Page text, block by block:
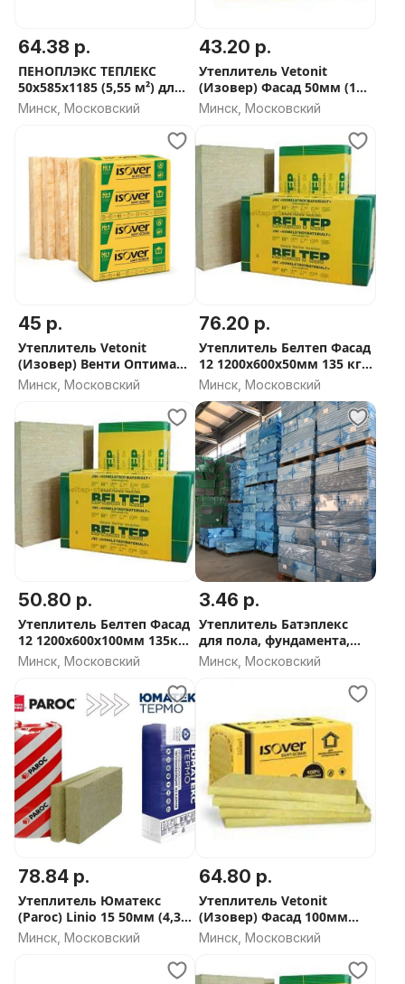
64.38 р.
ПЕНОПЛЭКС ТЕПЛЕКС
50х585х1185 (5,55 м²) для
пола, фундамента, стен -
СКИДКА ОТ ОБЬЕМА
Минск, Московский
43.20 р.
Утеплитель Vetonit
(Изовер) Фасад 50мм (135
плотность) - СКИДКА ОТ
ОБЬЕМА
Минск, Московский
45 р.
Утеплитель Vetonit
(Изовер) Венти Оптимал
50мм и 100мм (80
плотность) - СКИДКА ОТ
Минск, Московский
76.20 р.
Утеплитель Белтеп Фасад
12 1200х600х50мм 135 кг/
м3
Минск, Московский
50.80 р.
Утеплитель Белтеп Фасад
12 1200х600х100мм 135кг/
м3
Минск, Московский
3.46 р.
Утеплитель Батэплекс
для пола, фундамента,
стен - СКИДКА ОТ ОБЬЕМА
Минск, Московский
78.84 р.
Утеплитель Юматекс
(Paroc) Linio 15 50мм (4,32
м2) - 105 плотность
Минск, Московский
64.80 р.
Утеплитель Vetonit
(Изовер) Фасад 100мм
(135 плотность) - СКИДКА
ОТ ОБЬЕМА
Минск, Московский